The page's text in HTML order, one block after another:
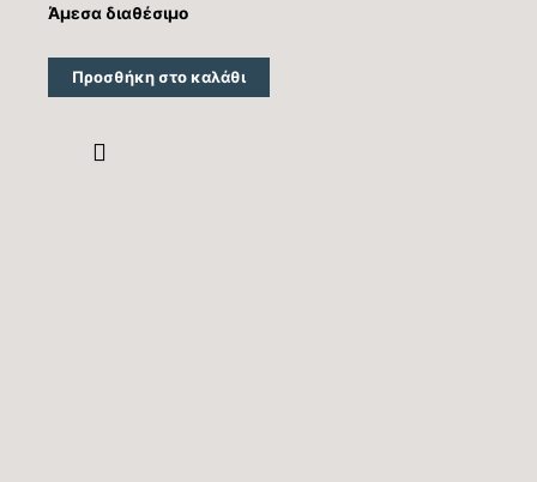
Άμεσα διαθέσιμο
Προσθήκη στο καλάθι